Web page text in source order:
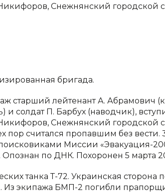
Никифоров, Снежнянский городской
бригада.
старший лейтенант А. Абрамович
и солдат П. Барбух (наводчик),
Снежнянский городской
пор считался пропавшим без вести.
Миссии «Эвакуация-
по ДНК. Похоронен 5 марта
танка Т-72. Украинская сторона
Из экипажа БМП-2 погибли